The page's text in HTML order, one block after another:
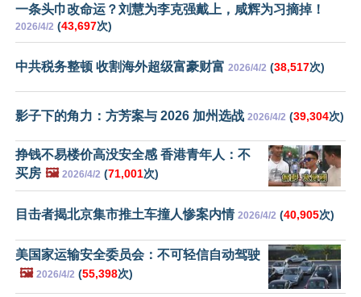
一条头巾改命运？刘慧为李克强戴上，咸辉为习摘掉！
2026/4/2 (43,697次)
中共税务整顿 收割海外超级富豪财富 2026/4/2 (38,517次)
影子下的角力：方芳案与 2026 加州选战 2026/4/2 (39,304次)
挣钱不易楼价高没安全感 香港青年人：不
买房 🖼️ 2026/4/2 (71,001次)
目击者揭北京集市推土车撞人惨案内情 2026/4/2 (40,905次)
美国家运输安全委员会：不可轻信自动驾驶
🖼️ 2026/4/2 (55,398次)